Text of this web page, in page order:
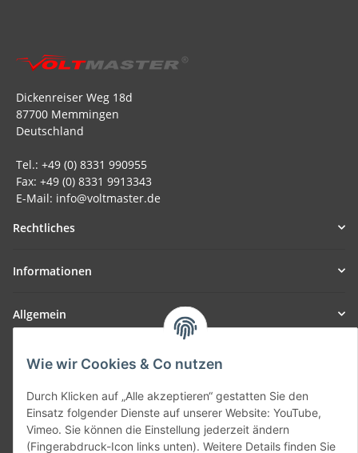
Wie wir Cookies & Co nutzen
Durch Klicken auf „Alle akzeptieren“ gestatten Sie den
Einsatz folgender Dienste auf unserer Website: YouTube,
Vimeo. Sie können die Einstellung jederzeit ändern
(Fingerabdruck-Icon links unten). Weitere Details finden Sie
Dickenreiser Weg 18d
87700 Memmingen
Deutschland
Tel.: +49 (0) 8331 990955
Fax: +49 (0) 8331 9913343
E-Mail: info@voltmaster.de
Rechtliches
Informationen
Allgemein
Teil unseres Netzwerks:
SmoliTec - Safety. Simplified. Worldwide. ( B2B Shop )
Vertrag widerrufen